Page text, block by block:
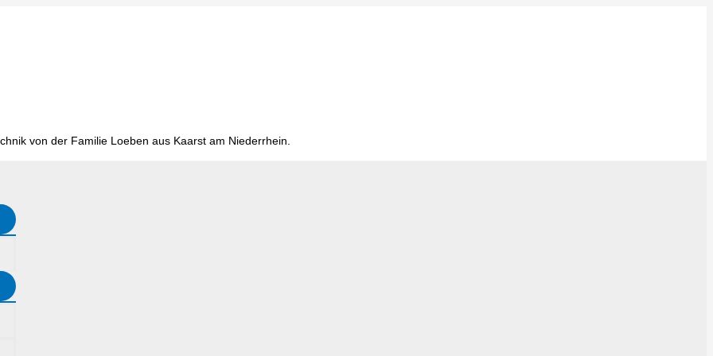
von der Familie Loeben aus Kaarst am Niederrhein.